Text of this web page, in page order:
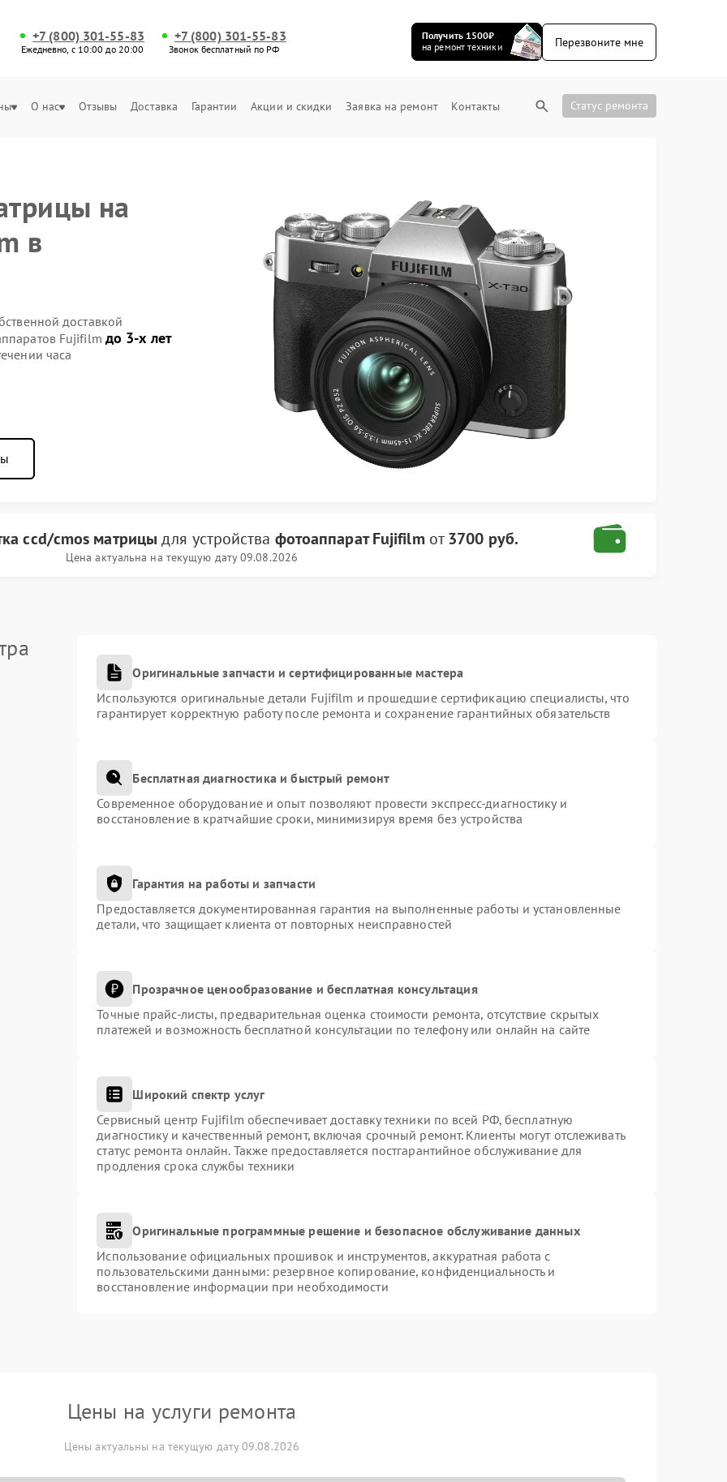
+7 (800) 301-55-83
Ежедневно, с 10:00 до 20:00
+7 (800) 301-55-83
Звонок бесплатный по РФ
Получить 1500₽
на ремонт техники
Перезвоните мне
О нас Отзывы Доставка Гарантии Акции и скидки Заявка на ремонт Контакты Статус ремонта
на
в
доставкой
Fujifilm до 3-х лет
часа
ccd/cmos матрицы для устройства фотоаппарат Fujifilm от3700 руб.
Цена актуальна на текущую дату 09.08.2026
Оригинальные запчасти и сертифицированные мастера
Используются оригинальные детали Fujifilm и прошедшие сертификацию специалисты, что
гарантирует корректную работу после ремонта и сохранение гарантийных обязательств
Бесплатная диагностика и быстрый ремонт
Современное оборудование и опыт позволяют провести экспресс-диагностику и
восстановление в кратчайшие сроки, минимизируя время без устройства
Гарантия на работы и запчасти
Предоставляется документированная гарантия на выполненные работы и установленные
детали, что защищает клиента от повторных неисправностей
Прозрачное ценообразование и бесплатная консультация
Точные прайс-листы, предварительная оценка стоимости ремонта, отсутствие скрытых
платежей и возможность бесплатной консультации по телефону или онлайн на сайте
Широкий спектр услуг
Сервисный центр Fujifilm обеспечивает доставку техники по всей РФ, бесплатную
диагностику и качественный ремонт, включая срочный ремонт. Клиенты могут отслеживать
статус ремонта онлайн. Также предоставляется постгарантийное обслуживание для
продления срока службы техники
Оригинальные программные решение и безопасное обслуживание данных
Использование официальных прошивок и инструментов, аккуратная работа с
пользовательскими данными: резервное копирование, конфиденциальность и
восстановление информации при необходимости
Цены на услуги ремонта
Цены актуальны на текущую дату 09.08.2026